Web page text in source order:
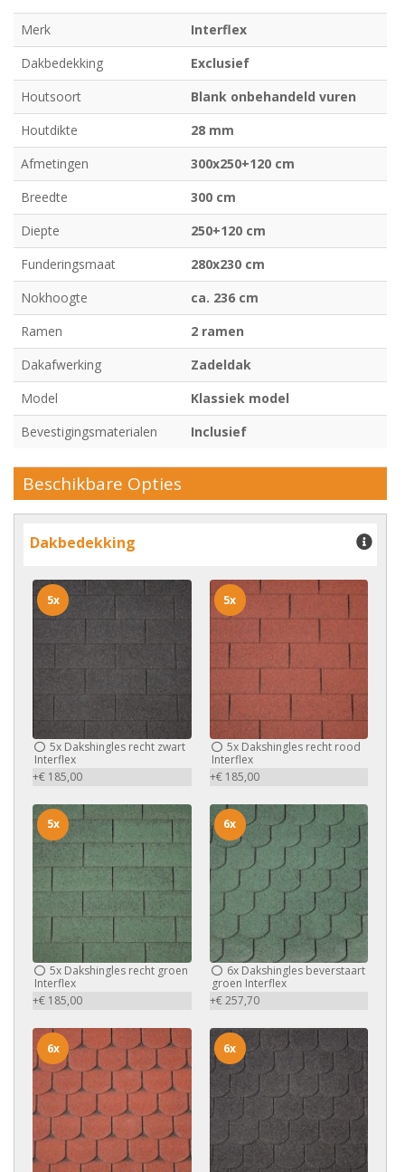
Merk
Interflex
Dakbedekking
Exclusief
Houtsoort
Blank onbehandeld vuren
Houtdikte
28 mm
Afmetingen
300x250+120 cm
Breedte
300 cm
Diepte
250+120 cm
Funderingsmaat
280x230 cm
Nokhoogte
ca. 236 cm
Ramen
2 ramen
Dakafwerking
Zadeldak
Model
Klassiek model
Bevestigingsmaterialen
Inclusief
Beschikbare Opties
Dakbedekking
5x Dakshingles recht zwart
Interflex
+€ 185,00
5x
5xDakshingles recht rood
Interflex
+€ 185,00
5x
5x Dakshingles recht groen
Interflex
+€ 185,00
5x
6xDakshingles beverstaart
groen Interflex
+€ 257,70
6x
6x 6x